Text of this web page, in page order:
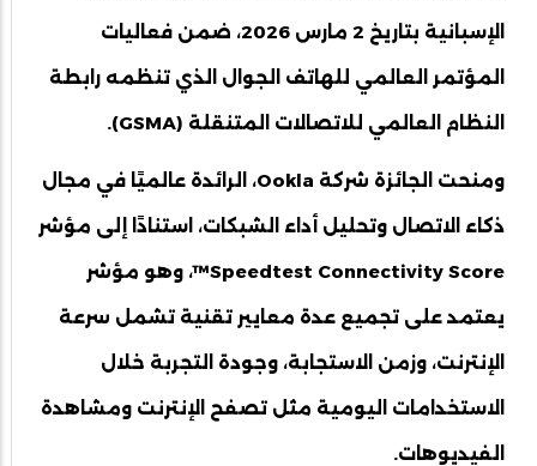
الإسبانية بتاريخ 2 مارس 2026، ضمن فعاليات
المؤتمر العالمي للهاتف الجوال الذي تنظمه رابطة
النظام العالمي للاتصالات المتنقلة (GSMA).
ومنحت الجائزة شركة Ookla، الرائدة عالميًا في مجال
ذكاء الاتصال وتحليل أداء الشبكات، استنادًا إلى مؤشر
Speedtest Connectivity Score™️، وهو مؤشر
يعتمد على تجميع عدة معايير تقنية تشمل سرعة
الإنترنت، وزمن الاستجابة، وجودة التجربة خلال
الاستخدامات اليومية مثل تصفح الإنترنت ومشاهدة
الفيديوهات.